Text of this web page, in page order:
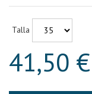
Talla
41,50 €